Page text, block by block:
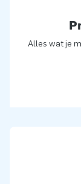
Alles wat je